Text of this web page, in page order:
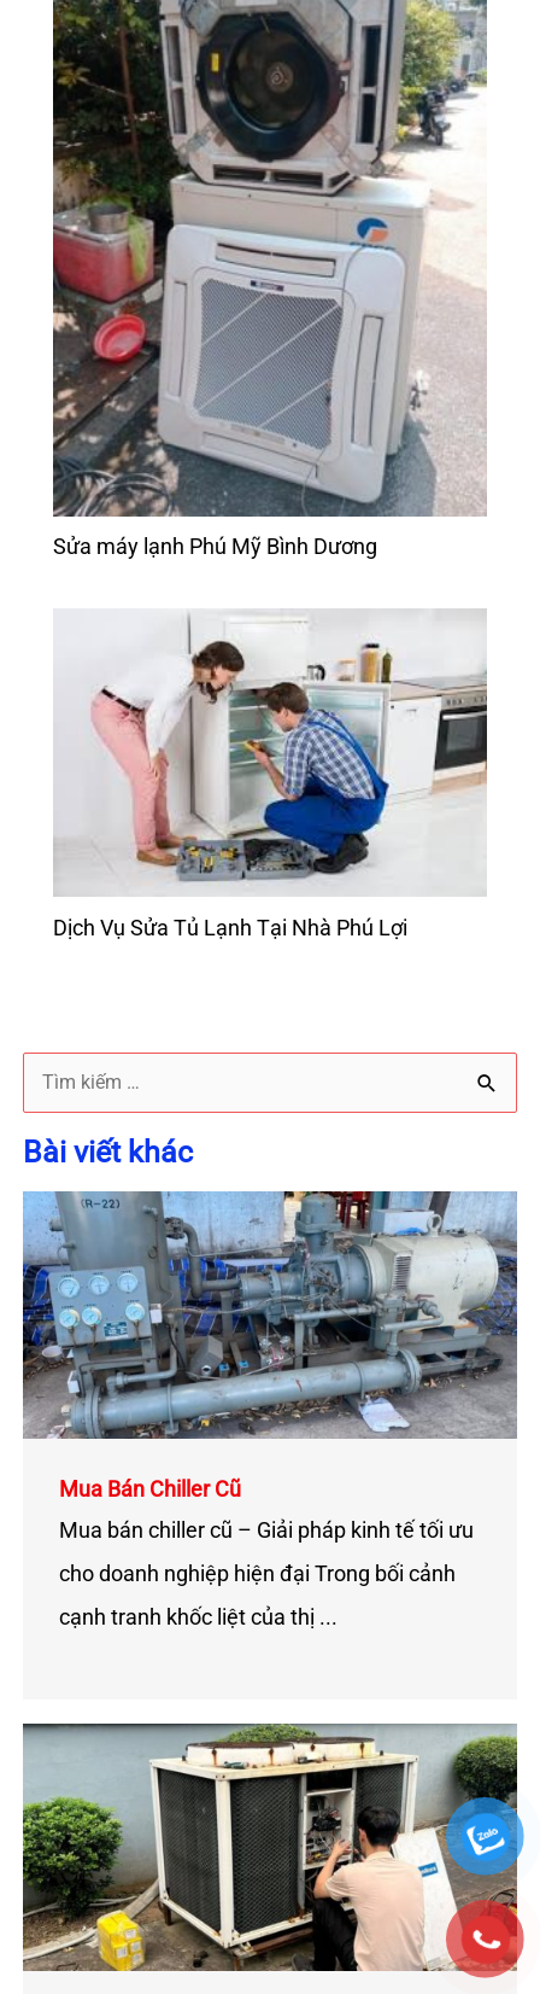
Sửa máy lạnh Phú Mỹ Bình Dương
Dịch Vụ Sửa Tủ Lạnh Tại Nhà Phú Lợi
m
ế
m
:
Bài viết khác
Mua Bán Chiller Cũ
Mua bán chiller cũ – Giải pháp kinh tế tối ưu
cho doanh nghiệp hiện đại Trong bối cảnh
cạnh tranh khốc liệt của thị ...